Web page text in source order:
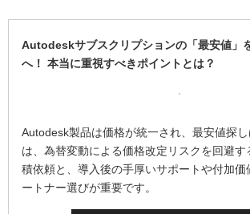
Autodeskサブスクリプションの「最安値」
へ！ 本当に重視すべきポイントとは？
Autodesk製品は価格が統一され、最安値探
は、為替変動による価格改定リスクを回避す
積依頼と、導入後の手厚いサポートや付加価
ートナー選びが重要です。